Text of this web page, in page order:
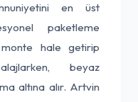
en üst
paketleme
monte hale getirip
beyaz
altına alır. Artvin